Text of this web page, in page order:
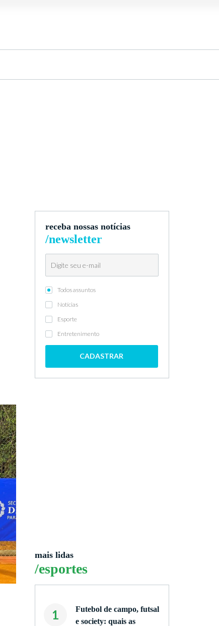
receba nossas notícias
/newsletter
Todos assuntos
Notícias
Esporte
Entretenimento
CADASTRAR
mais lidas
/esportes
1
Futebol de campo, futsal
e society: quais as